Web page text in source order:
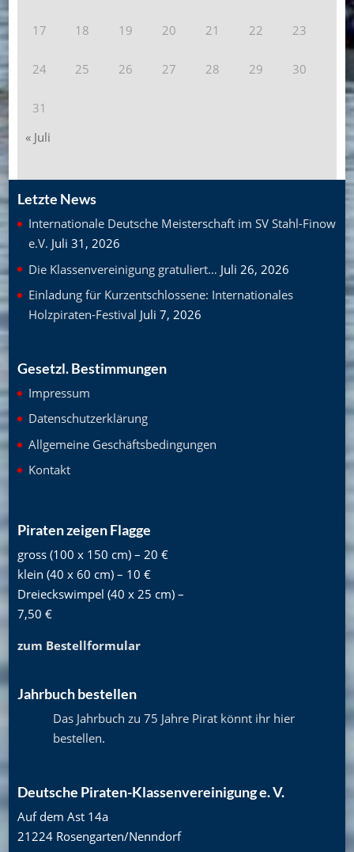
17 18 19 20 21 22 23
24 25 26 27 28 29 30
31
« Juli
Letzte News
Internationale Deutsche Meisterschaft im SV Stahl-Finow
e.V. Juli 31, 2026
Die Klassenvereinigung gratuliert… Juli 26, 2026
Einladung für Kurzentschlossene: Internationales
Holzpiraten-Festival Juli 7, 2026
Gesetzl. Bestimmungen
Impressum
Datenschutzerklärung
Allgemeine Geschäftsbedingungen
Kontakt
Piraten zeigen Flagge
gross (100 x 150 cm) – 20 €
klein (40 x 60 cm) – 10 €
Dreieckswimpel (40 x 25 cm) –
7,50 €
zum Bestellformular
Jahrbuch bestellen
Das Jahrbuch zu 75 Jahre Pirat könnt ihr hier
bestellen.
Deutsche Piraten-Klassenvereinigung e. V.
Auf dem Ast 14a
21224 Rosengarten/Nenndorf